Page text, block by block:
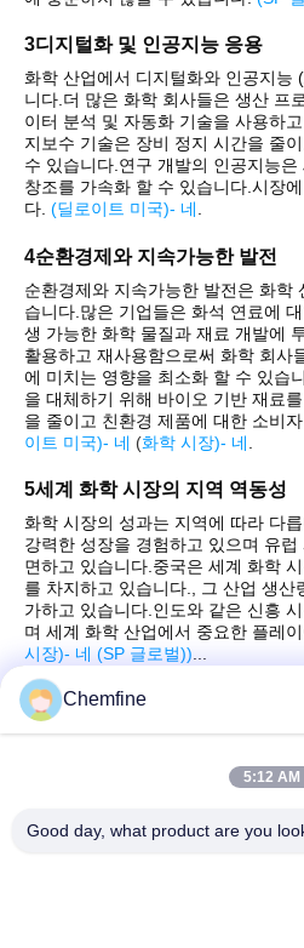
3디지털화 및 인공지능 응용
화학 산업에서 디지털화와 인공지능
니다.더 많은 화학 회사들은 생산 프
이터 분석 및 자동화 기술을 사용하
지보수 기술은 장비 정지 시간을 줄
수 있습니다.연구 개발의 인공지능
창조를 가속화 할 수 있습니다.시장
다. (딜로이트 미국)- 네
4순환경제와 지속가능한 발전
순환경제와 지속가능한 발전은 화학
습니다.많은 기업들은 화석 연료에
생 가능한 화학 물질과 재료 개발에
활용하고 재사용함으로써 화학 회사
에 미치는 영향을 최소화 할 수 있습
을 대체하기 위해 바이오 기반 재료
을 줄이고 친환경 제품에 대한 소비
이트 미국)- 네 (화학 시장)- 네
5세계 화학 시장의 지역 역동성
화학 시장의 성과는 지역에 따라 다
강력한 성장을 경험하고 있으며 유
면하고 있습니다.중국은 세계 화학
를 차지하고 있습니다., 그 산업 생산
가하고 있습니다.인도와 같은 신흥
며 세계 화학 산업에서 중요한 플레
시장)- 네 (SP 글로벌))
Chemfine
5:12 AM
Good day, what product are you